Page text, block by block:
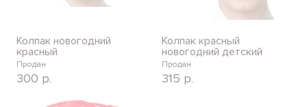
Колпак новогодний
красный
Продан
300 р.
Колпак красный
новогодний детский
Продан
315 р.